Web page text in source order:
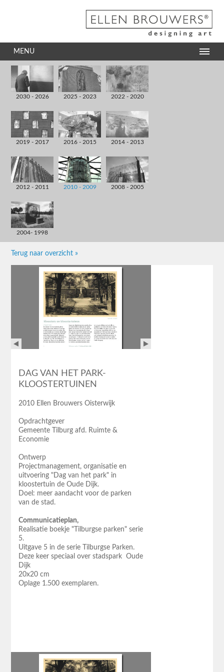
MENU
2030 - 2026 2025 - 2023 2022 - 2020
2019 - 2017 2016 - 2015 2014 - 2013
2012 - 2011 2010 - 2009 2008 - 2005
2004- 1998
Terug naar overzicht »
DAG VAN HET PARK-
KLOOSTERTUINEN
2010 Ellen Brouwers Oisterwijk
Opdrachtgever
Gemeente Tilburg afd. Ruimte &
Economie
Ontwerp
Projectmanagement, organisatie en
uitvoering "Dag van het park" in
kloostertuin de Oude Dijk.
Doel: meer aandacht voor de parken
van de stad.
Communicatieplan,
Realisatie boekje "Tilburgse parken" serie
5.
Uitgave 5 in de serie Tilburgse Parken.
Deze keer speciaal over stadspark Oude
Dijk
20x20 cm
Oplage 1.500 exemplaren.